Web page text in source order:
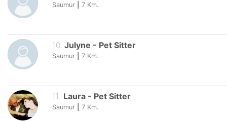
Saumur 7 Km.
10. Julyne - Pet Sitter
Saumur 7 Km.
11 Laura - Pet Sitter
Saumur 7 Km.